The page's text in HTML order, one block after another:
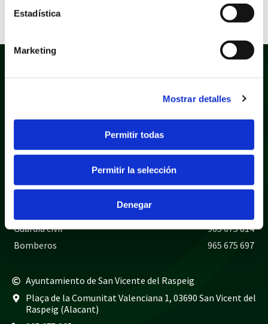
Estadística
Marketing
Mostrar detalles
Permitir todas
Permitir la selección
Denegar
Extensión: pdf
Política de privacidad
Aviso legal
Política de cookies
Mapa web
Guardia civil
965 675 814
Bomberos
965 675 697
Ayuntamiento de San Vicente del Raspeig
Plaça de la Comunitat Valenciana 1, 03690 San Vicent del
Raspeig (Alacant)